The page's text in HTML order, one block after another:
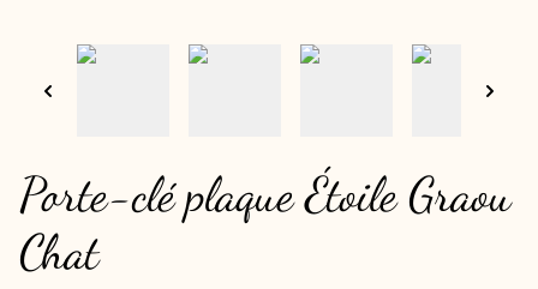
Porte-clé plaque Étoile Graou
Chat